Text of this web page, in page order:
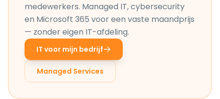
medewerkers. Managed IT, cybersecurity
en Microsoft 365 voor een vaste maandprijs
— zonder eigen IT-afdeling.
IT voor mijn bedrijf
Managed Services